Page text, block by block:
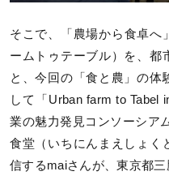
そこで、「農場から食卓へ
ームトゥテーブル）を、都
と、今回の「食と農」の体
して「Urban farm to Tabel
業の魅力発見コンソーシア
食堂（いちにんまえしょく
信するmaiさんが、東京都